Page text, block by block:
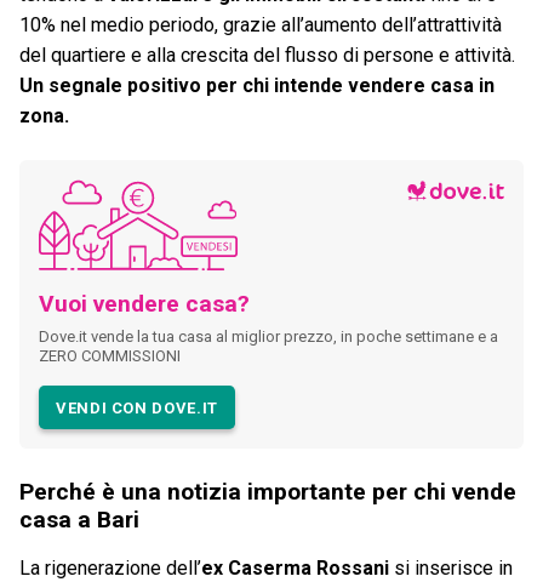
10% nel medio periodo, grazie all’aumento dell’attrattività
del quartiere e alla crescita del flusso di persone e attività.
Un segnale positivo per chi intende vendere casa in
zona.
Vuoi vendere casa?
Dove.it vende la tua casa al miglior prezzo, in poche settimane e a
ZERO COMMISSIONI
VENDI CON DOVE.IT
Perché è una notizia importante per chi vende
casa a Bari
La rigenerazione dell’ex Caserma Rossani si inserisce in